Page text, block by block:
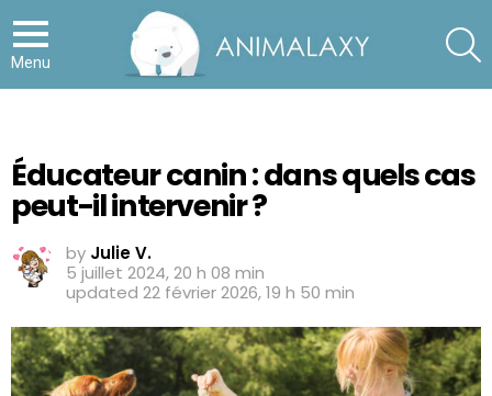
Menu
Éducateur canin : dans quels cas
peut-il intervenir ?
by Julie V.
5 juillet 2024, 20 h 08 min
updated 22 février 2026, 19 h 50 min